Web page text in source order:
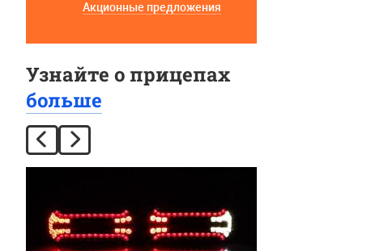
Акционные предложения
Узнайте о прицепах
больше